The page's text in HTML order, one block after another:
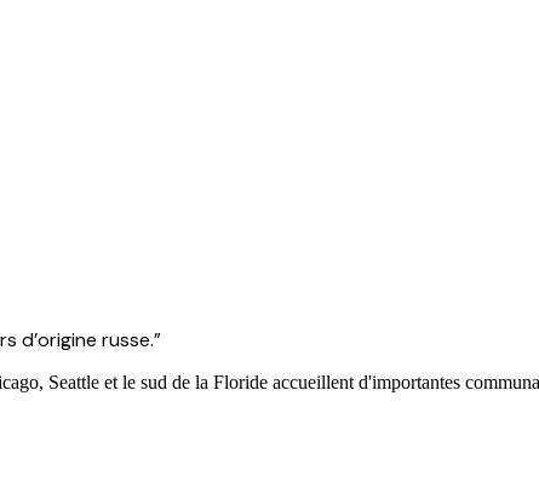
d’origine russe.”
Seattle et le sud de la Floride accueillent d'importantes